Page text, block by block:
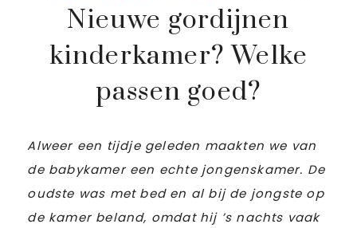
Nieuwe gordijnen
kinderkamer? Welke
passen goed?
Alweer een tijdje geleden maakten we van
de babykamer een echte jongenskamer. De
oudste was met bed en al bij de jongste op
de kamer beland, omdat hij ’s nachts vaak